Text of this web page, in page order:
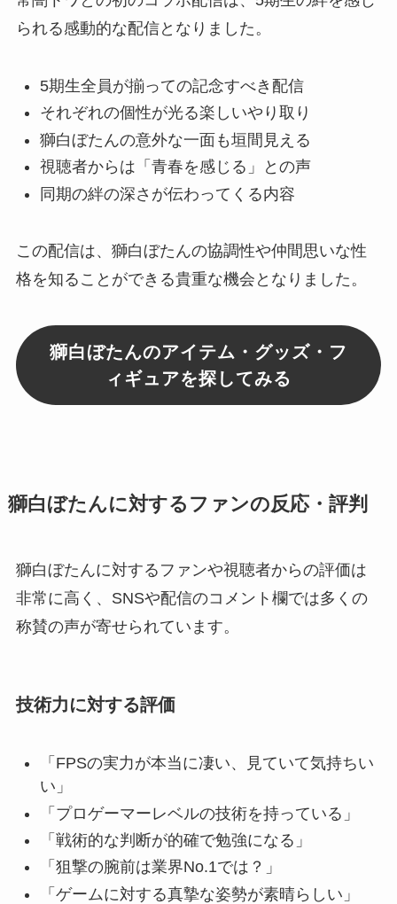
られる感動的な配信となりました。
5期生全員が揃っての記念すべき配信
それぞれの個性が光る楽しいやり取り
獅白ぼたんの意外な一面も垣間見える
視聴者からは「青春を感じる」との声
同期の絆の深さが伝わってくる内容
この配信は、獅白ぼたんの協調性や仲間思いな性
格を知ることができる貴重な機会となりました。
獅白ぼたんのアイテム・グッズ・フ
ィギュアを探してみる
獅白ぼたんに対するファンの反応・評判
獅白ぼたんに対するファンや視聴者からの評価は
非常に高く、SNSや配信のコメント欄では多くの
称賛の声が寄せられています。
技術力に対する評価
「FPSの実力が本当に凄い、見ていて気持ちい
い」
「プロゲーマーレベルの技術を持っている」
「戦術的な判断が的確で勉強になる」
「狙撃の腕前は業界No.1では？」
「ゲームに対する真摯な姿勢が素晴らしい」